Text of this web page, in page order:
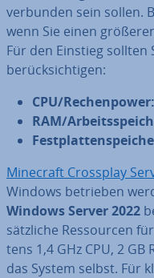
verbunden sein sollen.
wenn Sie einen
Für den Einstieg
be­rück­sich­ti­gen:
CPU/Re­chen­power:
RAM/
Minecraft Crossplay
Windows betrieben
Windows Server 2022
sätz­li­che Res­sour­cen
tens 1,4 GHz CPU, 2
das System selbst. Für